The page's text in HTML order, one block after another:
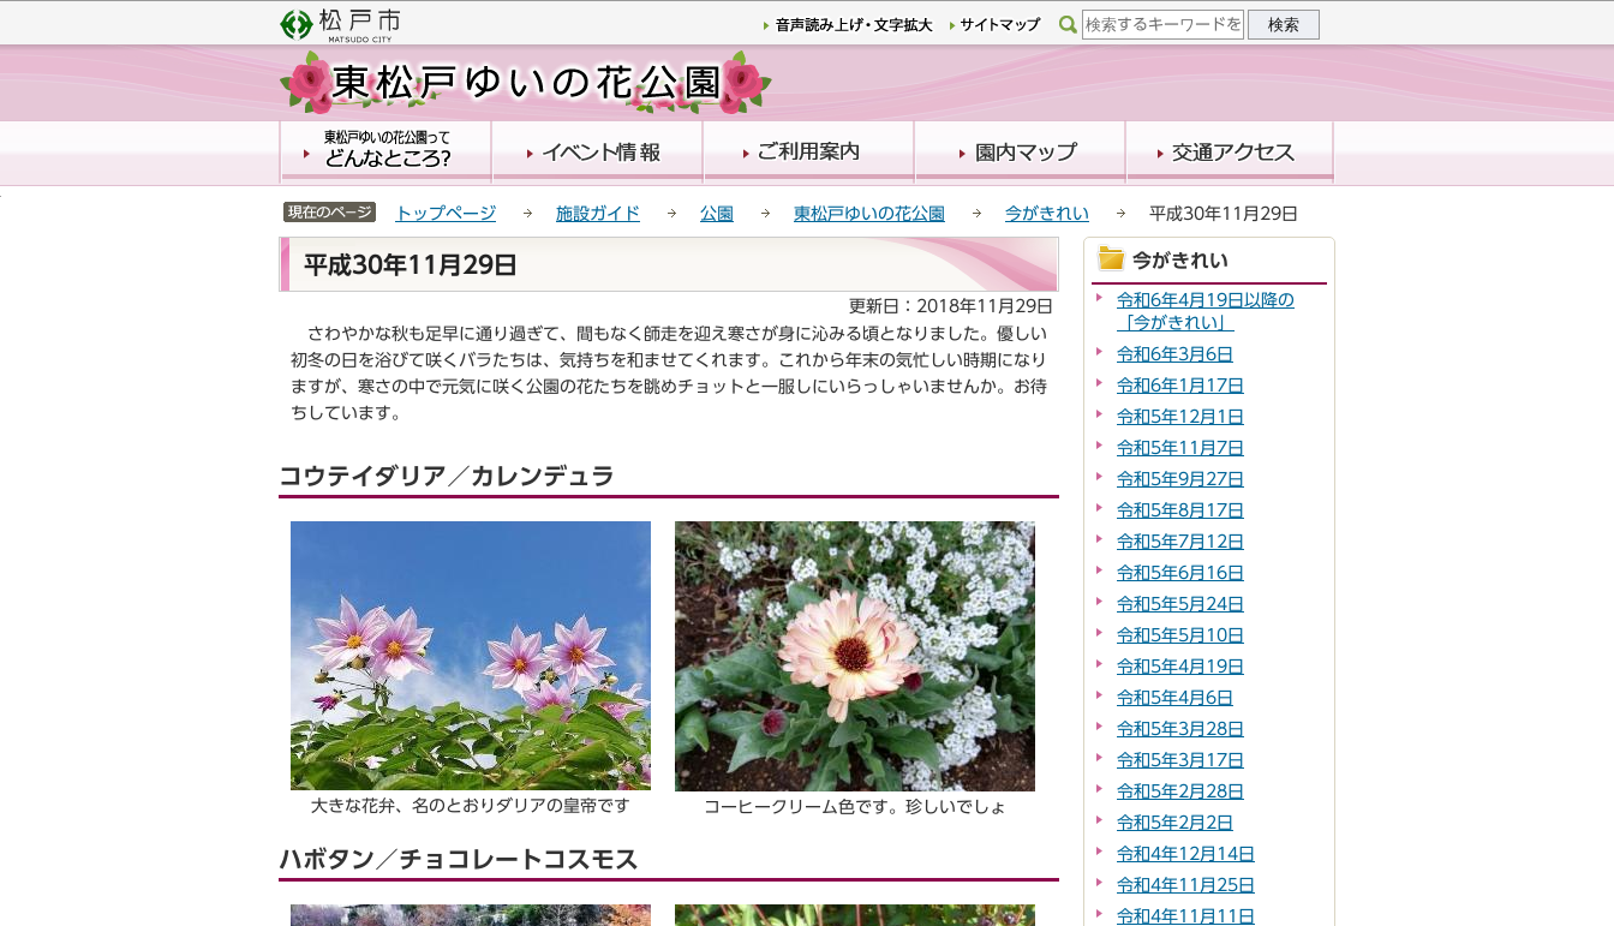
ジ
頭
ニ
こ
このページの本文へ移動
サイトメニューここまで
トップページ 施設ガイド 公園 東松戸ゆいの花公園 今がきれい 平成30年11月29日
本
か
ら
平成30年11月29日
更新日：2018年11月29日
さわやかな秋も足早に通り過ぎて、間もなく師走を迎え寒さが身に沁みる頃となりました。優しい
初冬の日を浴びて咲くバラたちは、気持ちを和ませてくれます。これから年末の気忙しい時期になり
ますが、寒さの中で元気に咲く公園の花たちを眺めチョットと一服しにいらっしゃいませんか。お待
ちしています。
コウテイダリア／カレンデュラ
大きな花弁、名のとおりダリアの皇帝です コーヒークリーム色です。珍しいでしょ
ハボタン／チョコレートコスモス
今がきれい
令和6年4月19日以降の
「今がきれい」
令和6年3月6日
令和6年1月17日
令和5年12月1日
令和5年11月7日
令和5年9月27日
令和5年8月17日
令和5年7月12日
令和5年6月16日
令和5年5月24日
令和5年5月10日
令和5年4月19日
令和5年4月6日
令和5年3月28日
令和5年3月17日
令和5年2月28日
令和5年2月2日
令和4年12月14日
令和4年11月25日
令和4年11月11日